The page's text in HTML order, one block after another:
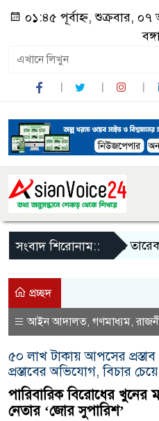
০১:৪৫ পূর্বাহ্ন, শুক্রবার,
সংবাদ শিরোনাম::
জিয়াউর রহমান ও তারেক
প্রচ্ছদ
আইন আদালত, গণমাধ্যম,
৫০ লাখ টাকায় আপসের
প্রস্তাবের অভিযোগ, বিচার
পারিবারিক বিরোধের খুনের
নেতার ‘জোর সুপারিশ’